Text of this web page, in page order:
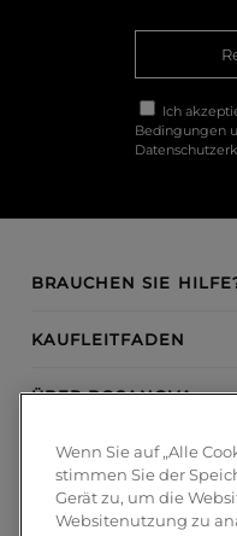
Ich
Bedingungen
BRAUCHEN SIE
KAUFLEITFADEN
ÜBER BOSANOVA
INSPIRATION
ZAHLUNGSMETHODEN
Wenn Sie auf „Alle
stimmen Sie der
Gerät zu, um die
Websitenutzung zu